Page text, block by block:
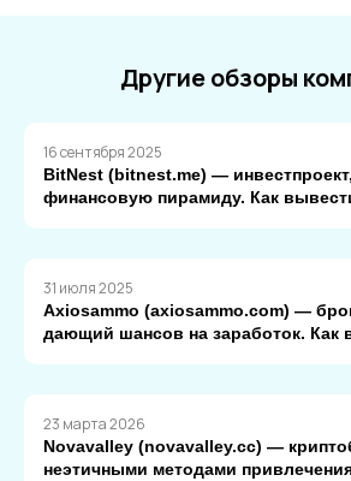
Другие обзоры
16 сентября 2025
BitNest (bitnest.me) —
финансовую пирамиду. Как
31 июля 2025
Axiosammo (axiosammo.com) —
дающий шансов на заработок. Как
23 марта 2026
Novavalley (novavalley.cc) —
неэтичными методами